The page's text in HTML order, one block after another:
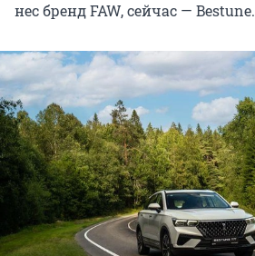
нес бренд FAW, сейчас — Bestune.